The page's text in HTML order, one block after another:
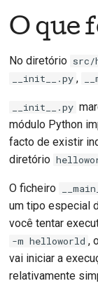
O que
No diretório src/
__init__.py ,
__init__.py
módulo Python
facto de existir
diretório
O ficheiro
um tipo especial
você tentar
-m helloworld ,
vai iniciar a
relativamente